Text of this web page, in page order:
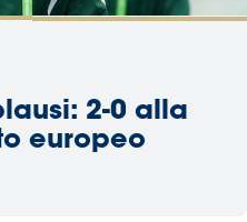
2-0 alla
europeo